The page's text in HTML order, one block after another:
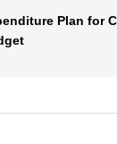
Plan for